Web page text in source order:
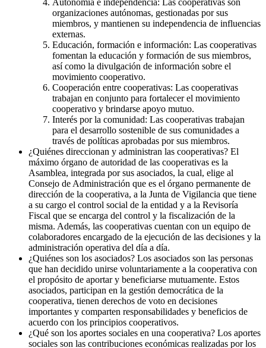
Autonomía e independencia: Las cooperativas son
organizaciones autónomas, gestionadas por sus
miembros, y mantienen su independencia de influencias
externas.
Educación, formación e información: Las cooperativas
fomentan la educación y formación de sus miembros,
así como la divulgación de información sobre el
movimiento cooperativo.
Cooperación entre cooperativas: Las cooperativas
trabajan en conjunto para fortalecer el movimiento
cooperativo y brindarse apoyo mutuo.
Interés por la comunidad: Las cooperativas trabajan
para el desarrollo sostenible de sus comunidades a
través de políticas aprobadas por sus miembros.
¿Quiénes direccionan y administran las cooperativas? El
máximo órgano de autoridad de las cooperativas es la
Asamblea, integrada por sus asociados, la cual, elige al
Consejo de Administración que es el órgano permanente de
dirección de la cooperativa, a la Junta de Vigilancia que tiene
a su cargo el control social de la entidad y a la Revisoría
Fiscal que se encarga del control y la fiscalización de la
misma. Además, las cooperativas cuentan con un equipo de
colaboradores encargado de la ejecución de las decisiones y la
administración operativa del día a día.
¿Quiénes son los asociados? Los asociados son las personas
que han decidido unirse voluntariamente a la cooperativa con
el propósito de aportar y beneficiarse mutuamente. Estos
asociados, participan en la gestión democrática de la
cooperativa, tienen derechos de voto en decisiones
importantes y comparten responsabilidades y beneficios de
acuerdo con los principios cooperativos.
¿Qué son los aportes sociales en una cooperativa? Los aportes
sociales son las contribuciones económicas realizadas por los